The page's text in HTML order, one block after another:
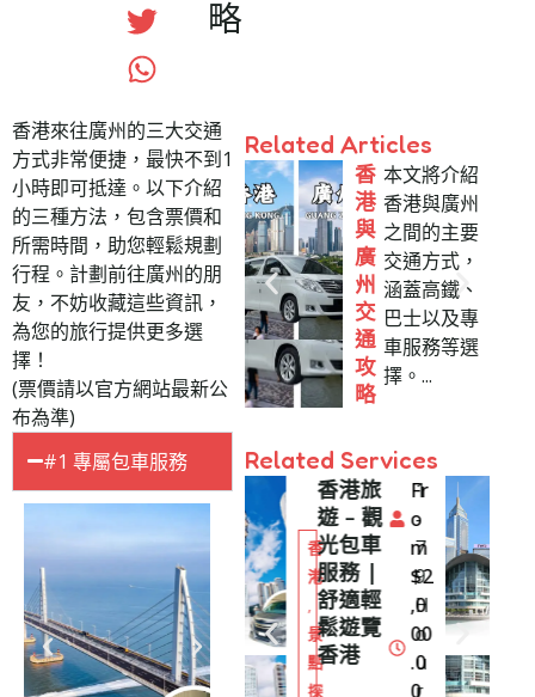
略
香港來往廣州的三大交通
方式非常便捷，最快不到1
小時即可抵達。以下介紹
的三種方法，包含票價和
所需時間，助您輕鬆規劃
行程。計劃前往廣州的朋
友，不妨收藏這些資訊，
為您的旅行提供更多選
擇！
(票價請以官方網站最新公
布為準)
#1 專屬包車服務
Related Articles
香
港
與
廣
州
交
通
攻
略
本文將介紹
香港與廣州
之間的主要
交通方式，
涵蓋高鐵、
巴士以及專
車服務等選
擇。...
Related Services
香
港
景
點
探
香港旅
遊 – 觀
光包車
服務 |
舒適輕
鬆遊覽
香港
1
Fr
香
,
景
香港旅
遊 – 觀
光巴士
包車服
務 | 探
索港式
魅力
4
4
9
o
u
o
m
$4
,8
.0
0